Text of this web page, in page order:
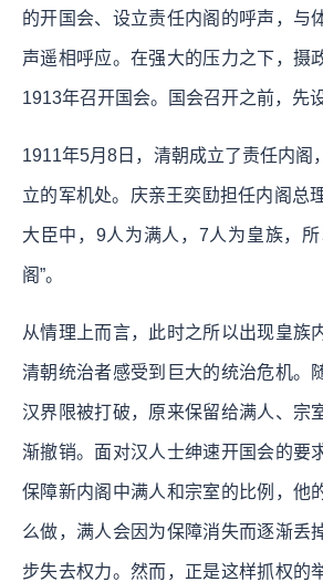
的开国会、设立责任内阁的呼声，与
声遥相呼应。在强大的压力之下，摄
1913年召开国会。国会召开之前，先
1911年5月8日，清朝成立了责任内阁
立的军机处。庆亲王奕劻担任内阁总
大臣中，9人为满人，7人为皇族，
阁”。
从情理上而言，此时之所以出现皇族
清朝统治者感受到巨大的统治危机。
汉界限被打破，原来保留给满人、宗
渐撤销。面对汉人士绅速开国会的要
保障新内阁中满人和宗室的比例，他
么做，满人会因为保障消失而逐渐丢
步失去权力。然而，正是这样抓权的